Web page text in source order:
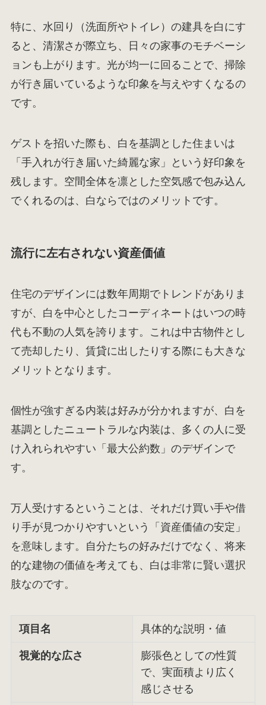
特に、水回り（洗面所やトイレ）の建具を白にす
ると、清潔さが際立ち、日々の家事のモチベーシ
ョンも上がります。光が均一に回ることで、掃除
が行き届いているような印象を与えやすくなるの
です。
ゲストを招いた際も、白を基調とした住まいは
「手入れが行き届いた綺麗な家」という好印象を
残します。空間全体を凛とした空気感で包み込ん
でくれるのは、白ならではのメリットです。
流行に左右されない資産価値
住宅のデザインには数年周期でトレンドがありま
すが、白を中心としたコーディネートはいつの時
代も不動の人気を誇ります。これは中古物件とし
て売却したり、賃貸に出したりする際にも大きな
メリットとなります。
個性が強すぎる内装は好みが分かれますが、白を
基調としたニュートラルな内装は、多くの人に受
け入れられやすい「最大公約数」のデザインで
す。
万人受けするということは、それだけ買い手や借
り手が見つかりやすいという「資産価値の安定」
を意味します。自分たちの好みだけでなく、将来
的な建物の価値を考えても、白は非常に賢い選択
肢なのです。
項目名 具体的な説明・値
視覚的な広さ
膨張色としての性質
で、実面積より広く
感じさせる